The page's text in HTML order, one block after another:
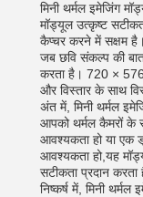
मिनी थर्मल इमेजिंग
मॉड्यूल उत्कृष्ट
कैप्चर करने में सक्षम है।.
जब छवि संकल्प की
करता है। 720 ×
और विस्तार के साथ
अंत में, मिनी थर्मल
आपको थर्मल कैमरों के
आवश्यकता हो या एक
आवश्यकता हो,यह
सटीकता प्रदान करता
निष्कर्ष में, मिनी